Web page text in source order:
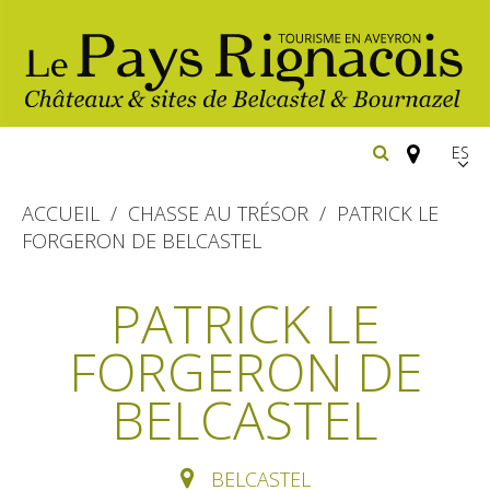
Belcastel: pueblo y castillo
Bournazel: pueblo y castillo
Los parajes
naturales
Senderismo
Cicloturismo
Equitación
Hoteles y centros de
vacaciones
Restaurantes
ACCUEIL CHASSE AU TRÉSOR
PATRICK LE
FORGERON DE BELCASTEL
PATRICK LE
FORGERON DE
BELCASTEL
BELCASTEL